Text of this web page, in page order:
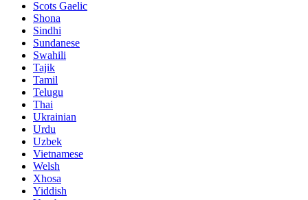
Scots Gaelic
Shona
Sindhi
Sundanese
Swahili
Tajik
Tamil
Telugu
Thai
Ukrainian
Urdu
Uzbek
Vietnamese
Welsh
Xhosa
Yiddish